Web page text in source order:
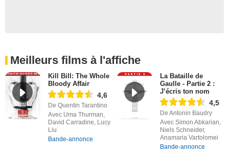
Meilleurs films à l'affiche
Kill Bill: The Whole
Bloody Affair
4,6
De Quentin Tarantino
Avec Uma Thurman,
David Carradine, Lucy
Liu
Bande-annonce
La Bataille de
Gaulle - Partie 2 :
J’écris ton nom
4,5
De Antonin Baudry
Avec Simon Abkarian,
Niels Schneider,
Anamaria Vartolomei
Bande-annonce